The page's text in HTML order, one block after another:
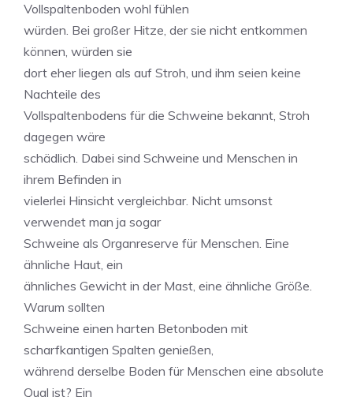
Vollspaltenboden wohl fühlen
würden. Bei großer Hitze, der sie nicht entkommen
können, würden sie
dort eher liegen als auf Stroh, und ihm seien keine
Nachteile des
Vollspaltenbodens für die Schweine bekannt, Stroh
dagegen wäre
schädlich. Dabei sind Schweine und Menschen in
ihrem Befinden in
vielerlei Hinsicht vergleichbar. Nicht umsonst
verwendet man ja sogar
Schweine als Organreserve für Menschen. Eine
ähnliche Haut, ein
ähnliches Gewicht in der Mast, eine ähnliche Größe.
Warum sollten
Schweine einen harten Betonboden mit
scharfkantigen Spalten genießen,
während derselbe Boden für Menschen eine absolute
Qual ist? Ein